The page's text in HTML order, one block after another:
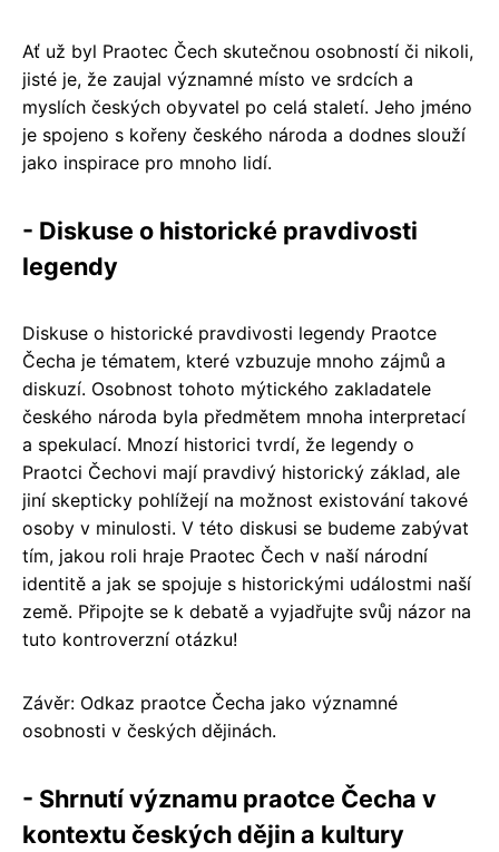
Ať už byl Praotec Čech skutečnou osobností či nikoli,
jisté je, že zaujal významné místo ve srdcích a
myslích českých obyvatel po celá staletí. Jeho jméno
je spojeno s kořeny českého národa a dodnes slouží
jako inspirace pro mnoho lidí.
- Diskuse o historické pravdivosti
legendy
Diskuse o historické pravdivosti legendy Praotce
Čecha je tématem, které vzbuzuje mnoho zájmů a
diskuzí. Osobnost tohoto mýtického zakladatele
českého národa byla předmětem mnoha interpretací
a spekulací. Mnozí historici tvrdí, že legendy o
Praotci Čechovi mají pravdivý historický základ, ale
jiní skepticky pohlížejí na možnost existování takové
osoby v minulosti. V této diskusi se budeme zabývat
tím, jakou roli hraje Praotec Čech v naší národní
identitě a jak se spojuje s historickými událostmi naší
země. Připojte se k debatě a vyjadřujte svůj názor na
tuto kontroverzní otázku!
Závěr: Odkaz praotce Čecha jako významné
osobnosti v českých dějinách.
- Shrnutí významu praotce Čecha v
kontextu českých dějin a kultury